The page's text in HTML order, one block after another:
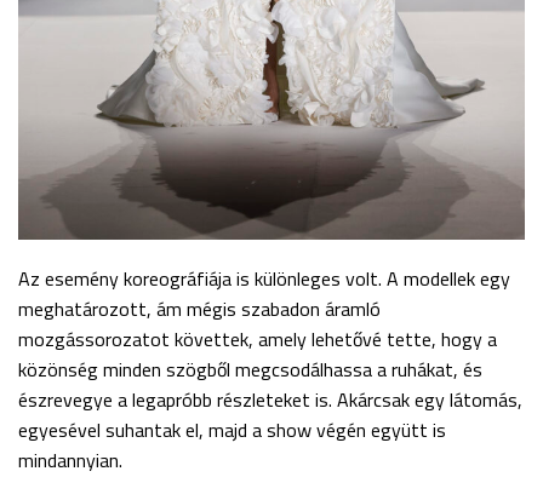
Az esemény koreográfiája is különleges volt. A modellek egy
meghatározott, ám mégis szabadon áramló
mozgássorozatot követtek, amely lehetővé tette, hogy a
közönség minden szögből megcsodálhassa a ruhákat, és
észrevegye a legapróbb részleteket is. Akárcsak egy látomás,
egyesével suhantak el, majd a show végén együtt is
mindannyian.